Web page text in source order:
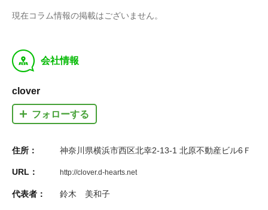
現在コラム情報の掲載はございません。
y 会社情報
clover
フォローする
住所： 神奈川県横浜市西区北幸2-13-1 北原不動産ビル6Ｆ
URL： http://clover.d-hearts.net
代表者： 鈴木 美和子